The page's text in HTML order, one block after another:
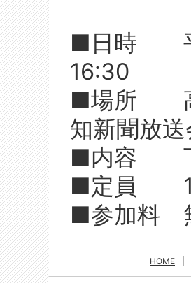
■日時 平
16:30
■場所 高
知新聞放
■内容 下
■定員
■参加料
HOME